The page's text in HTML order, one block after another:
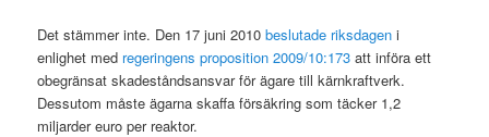
Det stämmer inte. Den 17 juni 2010beslutade riksdagen i
enlighet med regeringens proposition 2009/10:173 att införa ett
obegränsat skadeståndsansvar för ägare till kärnkraftverk.
Dessutom måste ägarna skaffa försäkring som täcker 1,2
miljarder euro per reaktor.